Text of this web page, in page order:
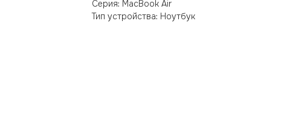
Серия: MacBook Air
Тип устройства: Ноутбук